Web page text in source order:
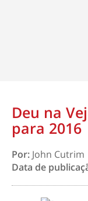
Deu na
para 2016
Por: John Cutrim
Data de